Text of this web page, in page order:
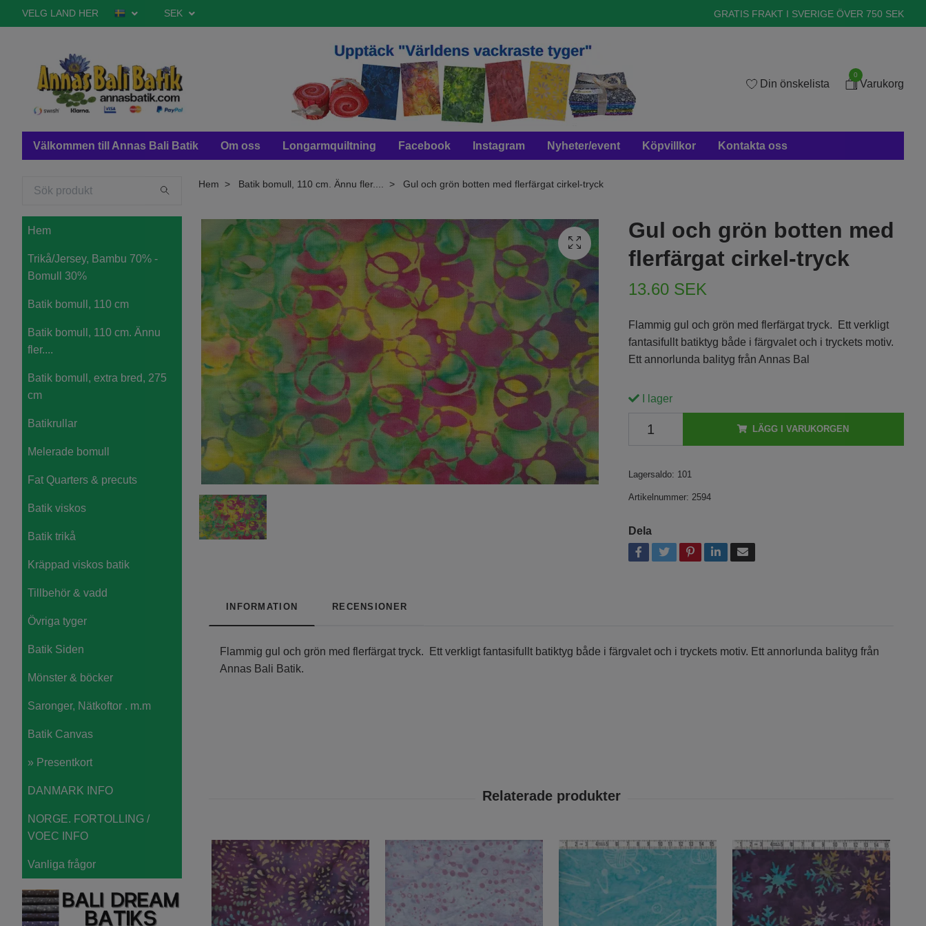
VELG LAND HER SEK GRATIS FRAKT I SVERIGE ÖVER 750 SEK
Din önskelista
0
Varukorg
Välkommen till Annas Bali Batik Om oss Longarmquiltning Facebook Instagram Nyheter/event Köpvillkor Kontakta oss
Hem
Trikå/Jersey, Bambu 70% -
Bomull 30%
Batik bomull, 110 cm
Batik bomull, 110 cm. Ännu
fler....
Batik bomull, extra bred, 275
cm
Batikrullar
Melerade bomull
Fat Quarters & precuts
Batik viskos
Batik trikå
Kräppad viskos batik
Tillbehör & vadd
Övriga tyger
Batik Siden
Mönster & böcker
Saronger, Nätkoftor . m.m
Batik Canvas
» Presentkort
DANMARK INFO
NORGE. FORTOLLING /
VOEC INFO
Vanliga frågor
Hem Batik bomull, 110 cm. Ännu fler.... Gul och grön botten med flerfärgat cirkel-tryck
Gul och grön botten med
flerfärgat cirkel-tryck
13.60 SEK
Flammig gul och grön med flerfärgat tryck. Ett verkligt
fantasifullt batiktyg både i färgvalet och i tryckets motiv.
Ett annorlunda balityg från Annas Bal
I lager
LÄGG I VARUKORGEN
Lagersaldo: 101
Artikelnummer: 2594
Dela
INFORMATION RECENSIONER
Flammig gul och grön med flerfärgat tryck. Ett verkligt fantasifullt batiktyg både i färgvalet och i tryckets motiv. Ett annorlunda balityg från
Annas Bali Batik.